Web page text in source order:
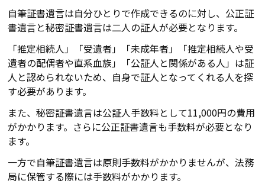
自筆証書遺言は自分ひとりで作成できるのに対し、公正証
書遺言と秘密証書遺言は二人の証人が必要となります。
「推定相続人」「受遺者」「未成年者」「推定相続人や受
遺者の配偶者や直系血族」「公証人と関係がある人」は証
人と認められないため、自身で証人となってくれる人を探
す必要があります。
また、秘密証書遺言は公証人手数料として11,000円の費用
がかかります。さらに公正証書遺言も手数料が必要となり
ます。
一方で自筆証書遺言は原則手数料がかかりませんが、法務
局に保管する際には手数料がかかります。